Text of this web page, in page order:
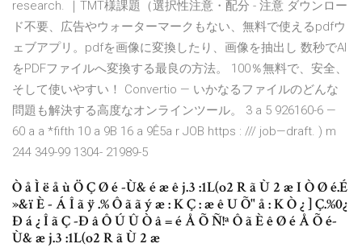
research. ｜TMT様課題（選択性注意・配分 - 注意 ダウンロー
ド不要、広告やウォーターマークもない、無料で使えるpdfウ
ェブアプリ。pdfを画像に変換したり、画像を抽出し 数秒でAI
をPDFファイルへ変換する最良の方法。 100％無料で、安全、
そして使いやすい！ Convertio — いかなるファイルのどんな
問題も解決する高度なオンラインツール。 3 a 5 926160-6 —
60 a a *fifth 10 a 9B 16 a 9Ê5a r JOB https : /// job—draft. ) m
244 349-99 1304- 21989-5
Ò å Ì ë å ù Ö Ç Ø é -Ù& é æ ê j.3 :1L(o2 R ã Ù 2 æ I Ò Ø é.É
»&ï È - Á Î ã ÿ .% Ô ã ã ý æ : K Ç : æ ê U Õ" å : K Ò ¿ ] Ç.%0¿
Ð á ¿ Î ã Ç -Ð â Ô Ú Û Ò â = é Å Õ Ñ!ª Ô ã È ê Ø é Å Õ é-
Ù& æ j.3 :1L(o2 R ã Ù 2 æ